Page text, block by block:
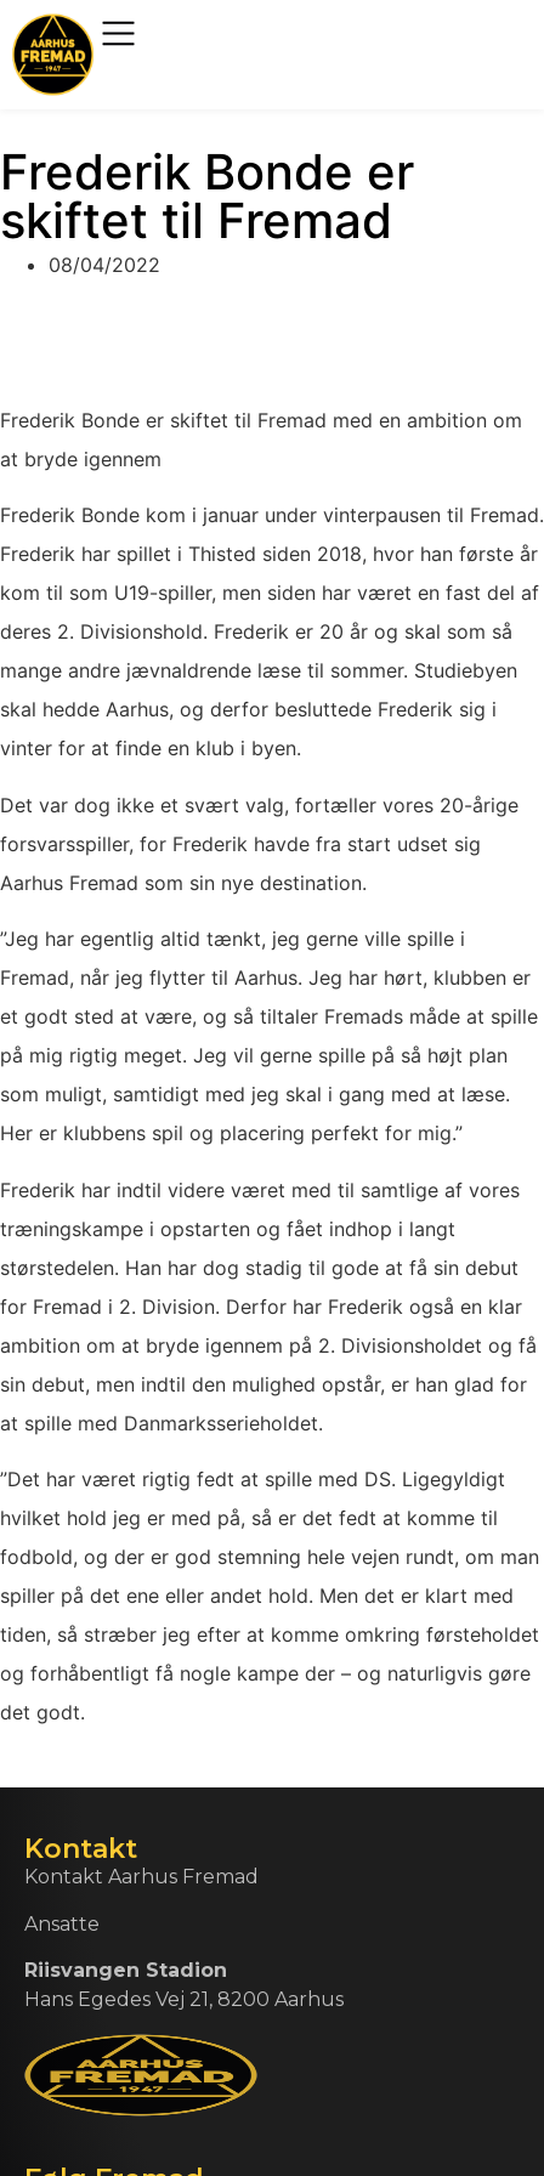
Frederik Bonde er
skiftet til Fremad
08/04/2022
Frederik Bonde er skiftet til Fremad med en ambition om
at bryde igennem
Frederik Bonde kom i januar under vinterpausen til Fremad.
Frederik har spillet i Thisted siden 2018, hvor han første år
kom til som U19-spiller, men siden har været en fast del af
deres 2. Divisionshold. Frederik er 20 år og skal som så
mange andre jævnaldrende læse til sommer. Studiebyen
skal hedde Aarhus, og derfor besluttede Frederik sig i
vinter for at finde en klub i byen.
Det var dog ikke et svært valg, fortæller vores 20-årige
forsvarsspiller, for Frederik havde fra start udset sig
Aarhus Fremad som sin nye destination.
”Jeg har egentlig altid tænkt, jeg gerne ville spille i
Fremad, når jeg flytter til Aarhus. Jeg har hørt, klubben er
et godt sted at være, og så tiltaler Fremads måde at spille
på mig rigtig meget. Jeg vil gerne spille på så højt plan
som muligt, samtidigt med jeg skal i gang med at læse.
Her er klubbens spil og placering perfekt for mig.”
Frederik har indtil videre været med til samtlige af vores
træningskampe i opstarten og fået indhop i langt
størstedelen. Han har dog stadig til gode at få sin debut
for Fremad i 2. Division. Derfor har Frederik også en klar
ambition om at bryde igennem på 2. Divisionsholdet og få
sin debut, men indtil den mulighed opstår, er han glad for
at spille med Danmarksserieholdet.
”Det har været rigtig fedt at spille med DS. Ligegyldigt
hvilket hold jeg er med på, så er det fedt at komme til
fodbold, og der er god stemning hele vejen rundt, om man
spiller på det ene eller andet hold. Men det er klart med
tiden, så stræber jeg efter at komme omkring førsteholdet
og forhåbentligt få nogle kampe der – og naturligvis gøre
det godt.
Kontakt
Kontakt Aarhus Fremad
Ansatte
Riisvangen Stadion
Hans Egedes Vej 21, 8200 Aarhus